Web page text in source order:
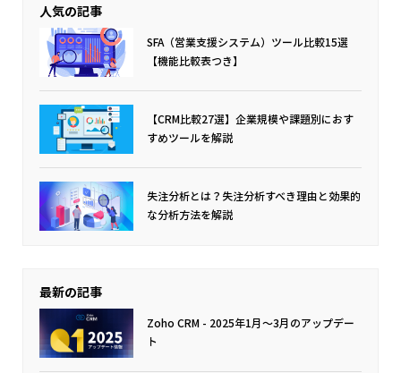
人気の記事
SFA（営業支援システム）ツール比較15選
【機能比較表つき】
【CRM比較27選】企業規模や課題別におす
すめツールを解説
失注分析とは？ 失注分析すべき理由と効果的
な分析方法を解説
最新の記事
Zoho CRM - 2025年1月〜3月のアップデー
ト